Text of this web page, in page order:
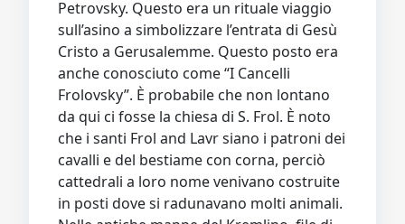
Petrovsky. Questo era un rituale viaggio
sull’asino a simbolizzare l’entrata di Gesù
Cristo a Gerusalemme. Questo posto era
anche conosciuto come “I Cancelli
Frolovsky”. È probabile che non lontano
da qui ci fosse la chiesa di S. Frol. È noto
che i santi Frol and Lavr siano i patroni dei
cavalli e del bestiame con corna, perciò
cattedrali a loro nome venivano costruite
in posti dove si radunavano molti animali.